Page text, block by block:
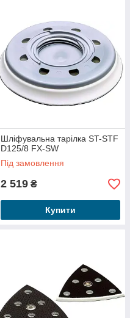
Шліфувальна тарілка ST-STF
D125/8 FX-SW
Під замовлення
2 519 ₴
Купити